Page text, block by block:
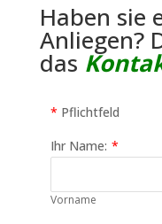
Haben sie
Anliegen?
das
* Pflichtfeld
Ihr Name: *
Vorname